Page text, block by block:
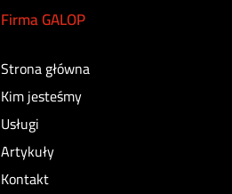
Firma GALOP
Strona główna
Kim jesteśmy
Usługi
Artykuły
Kontakt